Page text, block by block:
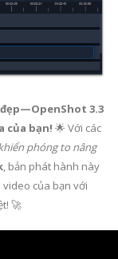
3.3
của bạn! 🌟 Với các
phóng to nâng
, bản phát hành này
của bạn với
🚀